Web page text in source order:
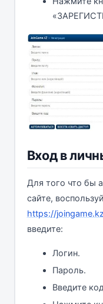
Вход в
Для того что бы
сайте,
https://
введите:
Логин.
Пароль.
Введите